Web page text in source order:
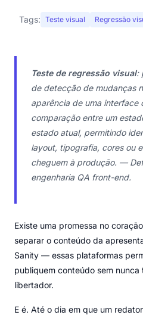
Tags: Teste visual Regressão
Teste de regressão visual:
de detecção de mudanças
aparência de uma interface
comparação entre um
estado atual, permitindo
layout, tipografia, cores ou
cheguem à produção. —
engenharia QA front-end.
Existe uma promessa no
separar o conteúdo da
Sanity — essas plataformas
publiquem conteúdo sem
libertador.
E é. Até o dia em que um